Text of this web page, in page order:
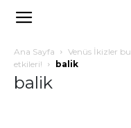
Ana Sayfa
Venüs İkizler
etkileri!
balik
balik